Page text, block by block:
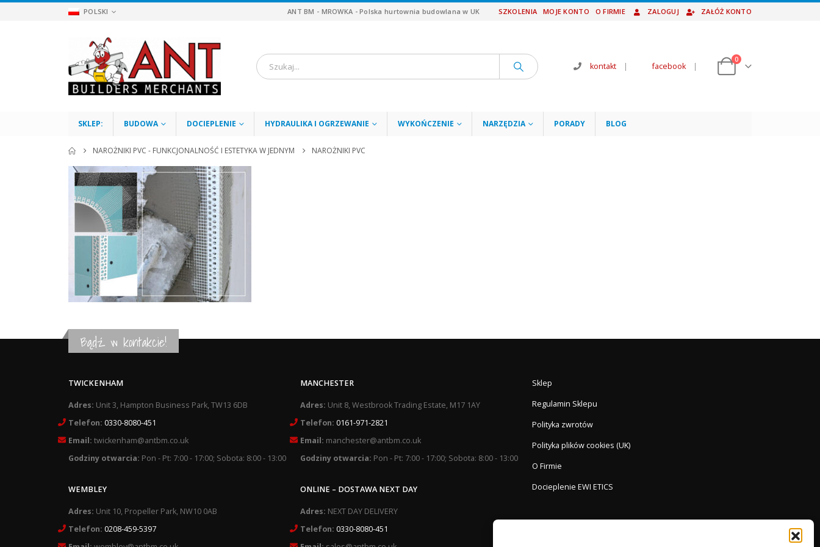
POLSKI ANT BM - MROWKA - Polska hurtownia budowlana w UK SZKOLENIA MOJE KONTO O FIRMIE ZALOGUJ ZAŁÓŻ KONTO
kontakt | facebook |
0
SKLEP: BUDOWA DOCIEPLENIE HYDRAULIKA I OGRZEWANIE WYKOŃCZENIE NARZĘDZIA PORADY BLOG
NAROŻNIKI PVC - FUNKCJONALNOŚĆ I ESTETYKA W JEDNYM NAROŻNIKI PVC
Bądź w kontakcie!
TWICKENHAM
Adres: Unit 3, Hampton Business Park, TW13 6DB
Telefon: 0330-8080-451
Email: twickenham@antbm.co.uk
Godziny otwarcia: Pon - Pt: 7:00 - 17:00; Sobota: 8:00 - 13:00
WEMBLEY
Adres: Unit 10, Propeller Park, NW10 0AB
Telefon: 0208-459-5397
MANCHESTER
Adres: Unit 8, Westbrook Trading Estate, M17 1AY
Telefon: 0161-971-2821
Email: manchester@antbm.co.uk
Godziny otwarcia: Pon - Pt: 7:00 - 17:00; Sobota: 8:00 - 13:00
ONLINE – DOSTAWA NEXT DAY
Adres: NEXT DAY DELIVERY
Telefon: 0330-8080-451
Sklep
Regulamin Sklepu
Polityka zwrotów
Polityka plików cookies (UK)
O Firmie
Docieplenie EWI ETICS